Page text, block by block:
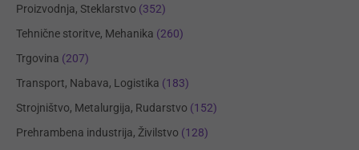
Proizvodnja, Steklarstvo (352)
Tehnične storitve, Mehanika (260)
Trgovina (207)
Transport, Nabava, Logistika (183)
Strojništvo, Metalurgija, Rudarstvo (152)
Prehrambena industrija, Živilstvo (128)